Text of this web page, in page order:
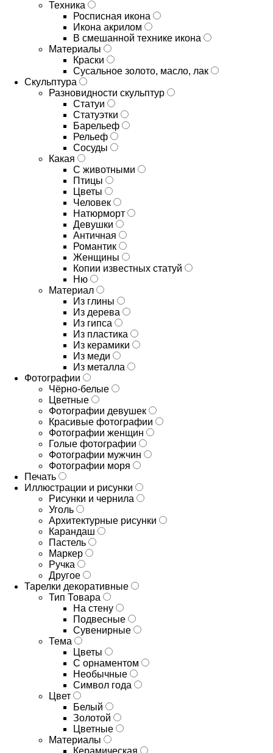
Техника
Росписная икона
Икона акрилом
В смешанной технике икона
Материалы
Краски
Сусальное золото, масло, лак
Скульптура
Разновидности скульптур
Статуи
Статуэтки
Барельеф
Рельеф
Сосуды
Какая
С животными
Птицы
Цветы
Человек
Натюрморт
Девушки
Античная
Романтик
Женщины
Копии известных статуй
Ню
Материал
Из глины
Из дерева
Из гипса
Из пластика
Из керамики
Из меди
Из металла
Фотографии
Чёрно-белые
Цветные
Фотографии девушек
Красивые фотографии
Фотографии женщин
Голые фотографии
Фотографии мужчин
Фотографии моря
Печать
Иллюстрации и рисунки
Рисунки и чернила
Уголь
Архитектурные рисунки
Карандаш
Пастель
Маркер
Ручка
Другое
Тарелки декоративные
Тип Товара
На стену
Подвесные
Сувенирные
Тема
Цветы
С орнаментом
Необычные
Символ года
Цвет
Белый
Золотой
Цветные
Материалы
Керамическая